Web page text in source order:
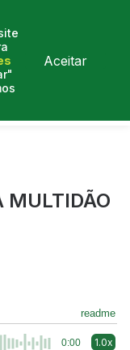
Aceitar
MULTIDÃO
readme
0:00 1.0x